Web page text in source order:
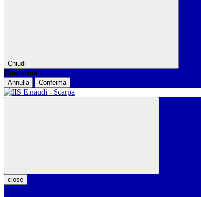
Chiudi
Conferma
Annulla Conferma
close